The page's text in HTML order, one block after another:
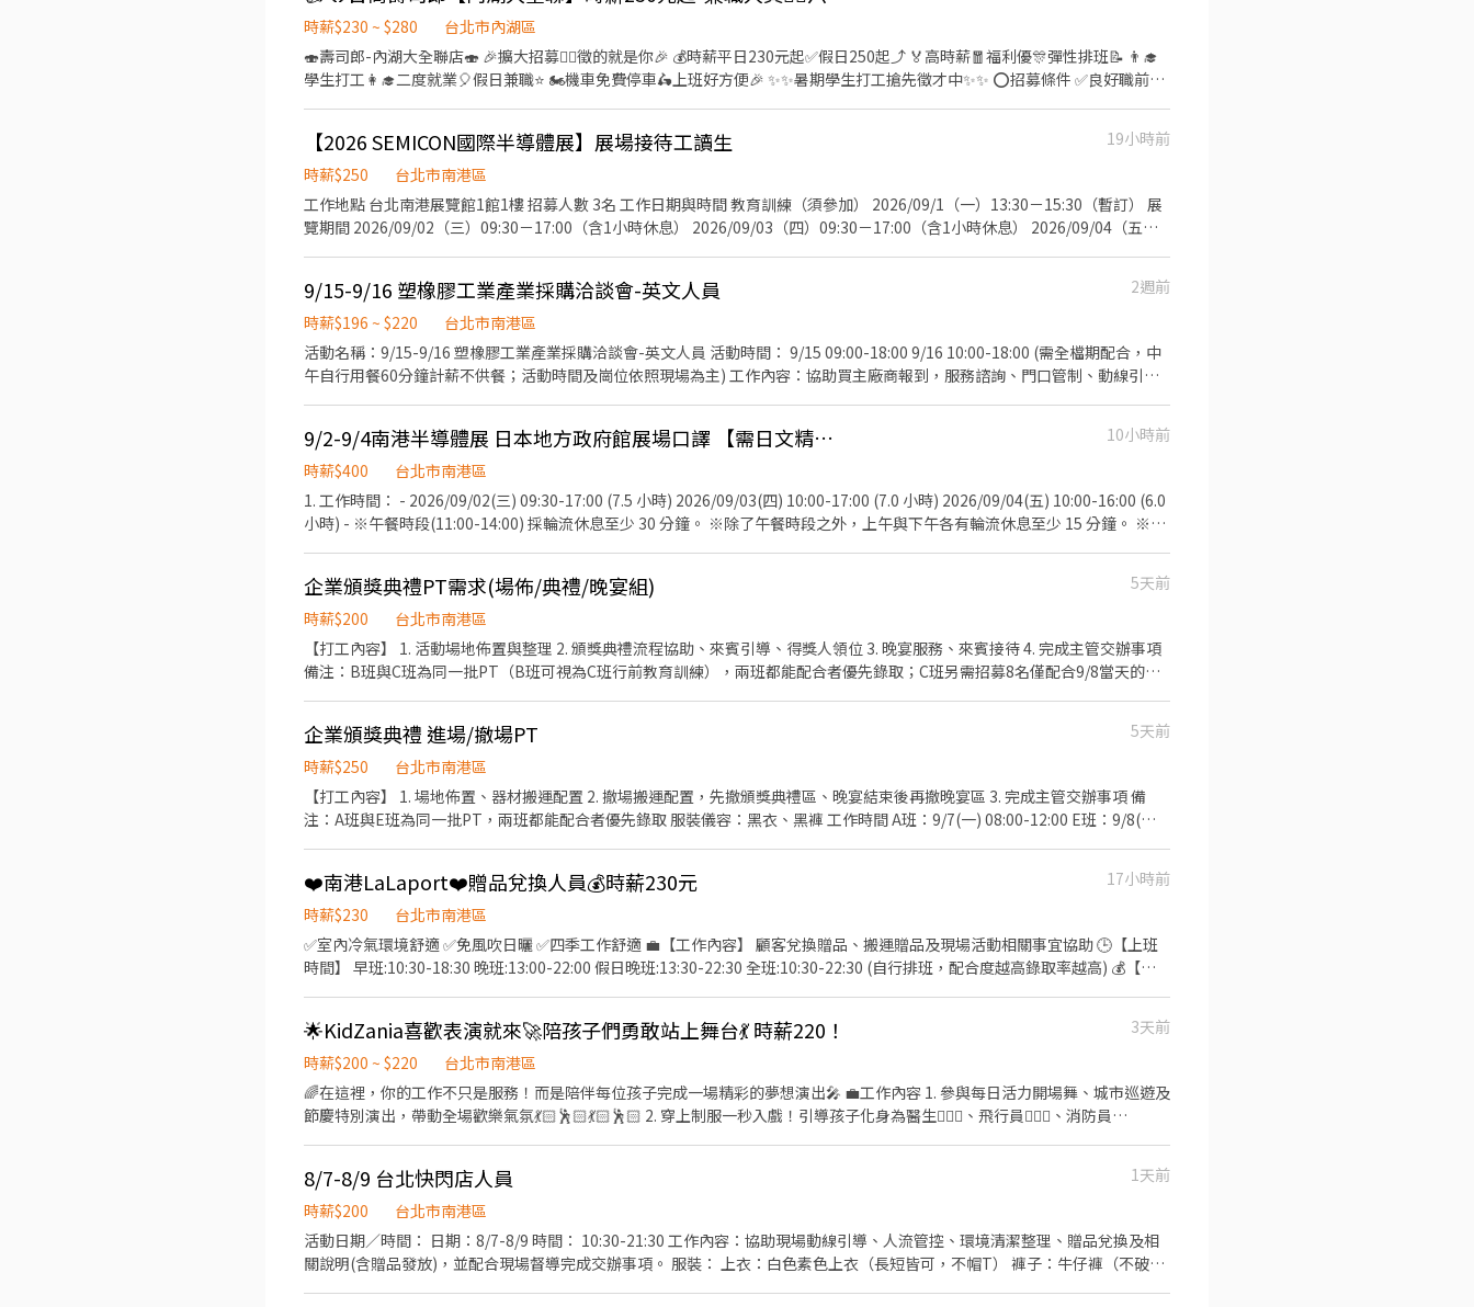
📍台北市松山區民權東路三段128號 台北南京二店📍台北市松山區南京東路五段162號 台北南京六店📍台北市松山區南京東路四
段57號 👉信義區 忠孝四店📍台北市信義區忠孝東路五段522號 台北101店📍台北市信義區市府路45號 台北夢廣場店📍台北市信
義區松高路11號 👉文山區 台北興隆店📍台北市文山區興隆路三段54號 台北指南店📍台北市文山區指南路二段67號 台北木新店
📍台北市文山區木新路三段174號 台北動物園三店📍台北市文山區新光路二段30號 .˚⊹ ⁺‧ 【超級亮點】 ‧⁺ ⊹˚. 💼 勞保・勞退・
團保 ⛽ 汽機車油資補貼 🔧 汽機車修繕補貼 🤝 推薦好友獎金 $600/人 📆 國定假日上班享雙倍薪資💥 .˚⊹ ⁺‧ 【 想聯繫我】 ‧⁺ ⊹˚.
☝️ 點選【立即應徵】我會速度回覆你！ ✌️ 或加入 🅻🅸🅽🅴：https://lin.ee/8rsUSDv 🤟 留言「姓名＋電話＋截圖職缺」就能聯
繫上～ 若想參考其他職缺，可以到我的Threads，看更多更多的職缺喔♬ My Threads：tsaipei_ruby https://reurl.cc/7b2vad
別害羞❌別害怕❌找工作聯繫我⭕
━━━━━━━━━━━━━━━━ ✅ 領薪彈性：每月15號準時發薪（可匯款/領現），亦可配合【每週領薪】，週週有錢花！
━━━━━━━━━━━━━━━━━ 📍 【熱門開缺地點 ── 趕快卡位】 ━━━━━━━━━━━━━━━━━ 台北市、新北
市各行政區皆有缺額（文山、林口、板橋、永和、中和、新店、三重、新莊、樹林、土城、淡水、信義、大同、萬華、松山、中
山、內湖...等） 點擊立即應徵，私訊告知小編你想送哪一區，馬上幫你保留就近站點！ ━━━━━━━━━━━━━━━━━ 📩
【火速卡位應徵流程】 ➊ 點擊填寫廠商制式履歷（1分鐘完成，快速安排送審）： 👉https://reurl.cc/V292KN 🔒 【隱私防線】
個資僅供廠商審核，敏感欄位（身分證/詳細地址）錄取前皆可先不填！ ➋加入留言： 👉https://lin.ee/OBnhVN5 私訊留下 ⌜姓
時薪$230 ~ $280
台北市內湖區
🍣壽司郎-內湖大全聯店🍣 🎉擴大招募🙆‍♀️徵的就是你🎉 💰時薪平日230元起✅️假日250起⤴️ 🏅高時薪🧧福利優🎊彈性排班📝 👨‍🎓
學生打工👩‍🎓二度就業🎈假日兼職⭐️ 🏍機車免費停車🛵上班好方便🎉 ✨️✨️暑期學生打工搶先徵才中✨️✨️ ⭕招募條件 ✅️良好職前教
作內容 ▪外場🎈 帶客入座→介紹、服務→飲料提供→餐具清洗→桌邊結帳→收銀結帳......等。 ▪內場🍣 商品進貨、準備、整理→
餐點製作→提供餐點→餐具清洗→環境整理維護......等。 ▪洗碗區🫧 餐具清洗、環境整理整頓、環境清洗......等。 ✨️在職教育訓練
完善，無經驗者也OK✨️ ⭕獎金福利 ▪生日禮券！ ▪員工用餐優惠！ ▪不定期活動競賽獎金！ ▪一年4次考核及調薪！ ▪加班費
5分鐘為單位計算！ ▪介紹親朋好友入職，期滿可獲得3,000～5,000元獎金！ ⭕基本保障 ①加班費(以5分鐘為單位計算) ②勞
保、健保、意外險 ③每月提撥勞工退休新制6% ④特休按照勞基法規定 ⑤颱風天出勤津貼 ⑥員工用餐折扣 ⑦提供員工制服 ⑧任
職一年後提供免費健檢
【2026 SEMICON國際半導體展】展場接待工讀生
19小時前
時薪$250
台北市南港區
工作地點 台北南港展覽館1館1樓 招募人數 3名 工作日期與時間 教育訓練（須參加） 2026/09/1（一）13:30－15:30（暫訂） 展
覽期間 2026/09/02（三）09:30－17:00（含1小時休息） 2026/09/03（四）09:30－17:00（含1小時休息） 2026/09/04（五）
具親和力，喜歡與人互動 積極主動、活潑大方、責任感佳 配合度高、守時、細心 英文溝通能力佳（建議多益 TOEIC 650 分以上
或具同等英文溝通能力） 熟悉 Excel 基本操作尤佳 有展覽、活動或服務業經驗者加分 服裝規定(展覽期間) 白色襯衫 黑色西裝褲
或黑色及膝裙 黑色包鞋或皮鞋 錄取方式 初步履歷審核後，將安排線上第二階段面試。 歡迎喜歡與人互動、具服務熱忱及英文溝
通能力的你加入我們，一起完成國際半導體展的重要接待任務！
9/15-9/16 塑橡膠工業產業採購洽談會-英文人員
2週前
時薪$196 ~ $220
台北市南港區
活動名稱：9/15-9/16 塑橡膠工業產業採購洽談會-英文人員 活動時間： 9/15 09:00-18:00 9/16 10:00-18:00 (需全檔期配合，中
午自行用餐60分鐘計薪不供餐；活動時間及崗位依照現場為主) 工作內容：協助買主廠商報到，服務諮詢、門口管制、動線引
196/HR；活動NT220/HR 活動人數：28人 匯款日期：活動結束隔月15號，遇例假日順延(10/15 由凱基銀行匯款) 須具備良好英
文溝通能力，檢附相關英文檢定為佳! 意者，請寄簡歷及數張照片至bfhrs5b32@gmail.com，或和 温小姐聯繫02-27201610 分
機213
9/2-9/4南港半導體展 日本地方政府館展場口譯 【需日文精通】
10小時前
時薪$400
台北市南港區
1. 工作時間： - 2026/09/02(三) 09:30-17:00 (7.5 小時) 2026/09/03(四) 10:00-17:00 (7.0 小時) 2026/09/04(五) 10:00-16:00 (6.0
小時) - ※午餐時段(11:00-14:00) 採輪流休息至少 30 分鐘。 ※除了午餐時段之外，上午與下午各有輪流休息至少 15 分鐘。 ※公
含「展前自主研讀參展單位資料」之準備補貼。 ※須完成以下【全套專案任務】方可全額領取： 1. 展前完成參展單位資料之自主
研讀與預習 2. 全程參與3天展期勤務（無遲到早退欠勤） 3. 會期結束後1週內提交A4約1-2頁之「展覽觀察報告」（提供簡易格
式） - ★【最高總計可領：10,000 元】 - 4. 工作內容： - 展場口譯與攤位協助 (日文 ⇔ 中文) ・展場攤位留守、接待、諮詢、基
本產品介紹 ・名片交換、發放 DM、簡單了解顧客背景與需求 ・陪同日本參展者或貴賓參觀展場並與其他參展者交流 ・協助攤位
進場作業、核對物品清單、物品搬運、歸位與擺設 ・活動期間庶務工作：展場簡易清潔、整理與維護 ・其他主管交辦事項 - 5. 注
意事項： - ・須具備良好日語溝通能力 (日文檢定 N1 或同等日語水準) ・須具備良好華語溝通能力 (華語文能力測驗流利精通級或
同等華語水準) ・須 09/02-09/04 全程皆可配合者。 ・工作須長時間站立，請評估自身體力狀況。 ・會英文者尤佳，歡迎於自我
推薦時說明！ ・如有長髮者，煩請自備髮飾綁好，以利活動進行。 - ・著裝要求 (商務休閒風 Smart Casual)： 【上半身】請穿
著素雅乾淨之有領上衣 (襯衫或 Polo 衫皆可)、罩衫或針織衫。請避免無袖、過於暴露或過於休閒的 T 恤。 【下半身】請穿著休
閒長褲、西裝褲或及膝裙 (考量展場活動與物品搬運方便，強烈建議以長褲為主)。請避免短褲、破洞牛仔褲。 【鞋款規定】因需
長時間站立與走動，請穿著舒適的包鞋或一般運動鞋。嚴禁穿著任何露出腳趾的鞋款 (即使是具設計感的時尚涼鞋、拖鞋、穆勒
鞋等也一律禁止)。 - ・稅務與保險說明： 本公司依法開立扣繳憑單 (若無特殊需求將不另行發放紙本，每年 5 月申報個人所得稅
時，稅務相關系統皆會有相關所得紀錄)。 公司會為員工投保勞保與提繳勞工退休金 (相關費用由公司負擔)；因屬短期勤務，無
須轉移健保投保單位。 - 6. 支薪方式/支薪日： - ・匯款：展期結束後 4 週內匯款 - 7. 應徵： - -意者直接於本平台完成應徵
企業頒獎典禮PT需求(場佈/典禮/晚宴組)
5天前
時薪$200
台北市南港區
【打工內容】 1. 活動場地佈置與整理 2. 頒獎典禮流程協助、來賓引導、得獎人領位 3. 晚宴服務、來賓接待 4. 完成主管交辦事項
備注：B班與C班為同一批PT（B班可視為C班行前教育訓練），兩班都能配合者優先錄取；C班另需招募8名僅配合9/8當天的夥
企業頒獎典禮 進場/撤場PT
5天前
時薪$250
台北市南港區
【打工內容】 1. 場地佈置、器材搬運配置 2. 撤場搬運配置，先撤頒獎典禮區、晚宴結束後再撤晚宴區 3. 完成主管交辦事項 備
注：A班與E班為同一批PT，兩班都能配合者優先錄取 服裝儀容：黑衣、黑褲 工作時間 A班：9/7(一) 08:00-12:00 E班：9/8(二)
❤️南港LaLaport❤️贈品兌換人員💰時薪230元
17小時前
時薪$230
台北市南港區
✅室內冷氣環境舒適 ✅免風吹日曬 ✅四季工作舒適 💼【工作內容】 顧客兌換贈品、搬運贈品及現場活動相關事宜協助 🕒【上班
時間】 早班:10:30-18:30 晚班:13:00-22:00 假日晚班:13:30-22:30 全班:10:30-22:30 (自行排班，配合度越高錄取率越高) 💰【薪
LaLaport贈品兌換人員 2、姓名： 3、電話： 4、生日： 5、學歷： 6、簡述工作經驗： 7、8月及9月可排班日期： 8、附上照片
一張：
🌟KidZania喜歡表演就來🚀陪孩子們勇敢站上舞台💃 時薪220！
3天前
時薪$200 ~ $220
台北市南港區
🌈在這裡，你的工作不只是服務！而是陪伴每位孩子完成一場精彩的夢想演出🎤 💼工作內容 1. 參與每日活力開場舞、城市巡遊及
節慶特別演出，帶動全場歡樂氣氛💃🏻🕺🏻💃🏻🕺🏻 2. 穿上制服一秒入戲！引導孩子化身為醫生🧑🏻‍⚕️、飛行員👩🏻‍✈️、消防員🧑🏻‍🚒
班，一天至少排4小時（彈性排班！詳細時段可以面談的時候再討論唷！很free的！） 🚀我們再找這樣的你！ 1. 戲劇、舞蹈、演
藝相關科系，或有 1 年以上展演／社團表演經驗者大大歡迎🔥 2. 擅長主持、帶氣氛，如果你有雜耍、魔術或特殊才藝更是大加
分！！ 3. 擁有一顆熱愛孩子的心，能用幽默感與創意帶著孩子們一起體驗中學習。
8/7-8/9 台北快閃店人員
1天前
時薪$200
台北市南港區
活動日期／時間： 日期：8/7-8/9 時間： 10:30-21:30 工作內容：協助現場動線引導、人流管控、環境清潔整理、贈品兌換及相
關說明(含贈品發放)，並配合現場督導完成交辦事項。 服裝： 上衣：白色素色上衣（長短皆可，不帽T） 褲子：牛仔褲（不破